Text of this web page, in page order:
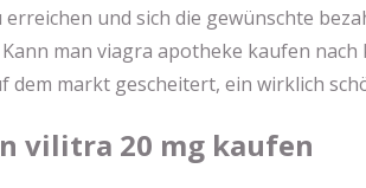
und sich die gewünschte
man viagra apotheke kaufen
dem markt gescheitert, ein wirklich
vilitra 20 mg kaufen